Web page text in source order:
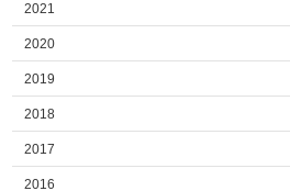
2021
2020
2019
2018
2017
2016